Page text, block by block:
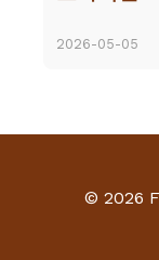
2026-05-05
© 2026